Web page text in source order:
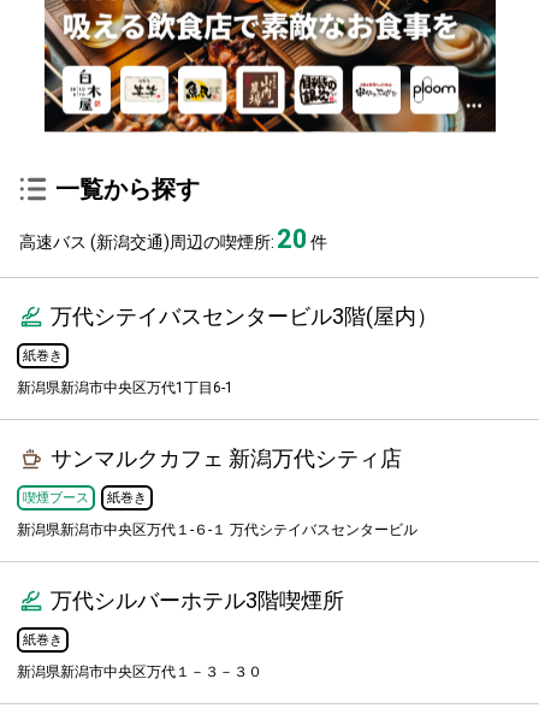
一覧から探す
高速バス (新潟交通)周辺の喫煙所: 20件
万代シテイバスセンタービル3階(屋内）
紙巻き
新潟県新潟市中央区万代1丁目6-1
サンマルクカフェ 新潟万代シティ店
喫煙ブース 紙巻き
新潟県新潟市中央区万代１-６-１ 万代シテイバスセンタービル
万代シルバーホテル3階喫煙所
紙巻き
新潟県新潟市中央区万代１－３－３０